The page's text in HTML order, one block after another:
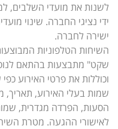
לשנות את מועדי השלבים,
ידי נציגי החברה. שינוי
ישירה לחברה.
השיחות הטלפוניות
שקט" מתבצעות בהתאם
וכוללות את פרטי האירוע
שמות בעלי האירוע, תאריך,
הסעות, הפרדה מגדרית,
לאישורי ההגעה. מטרת